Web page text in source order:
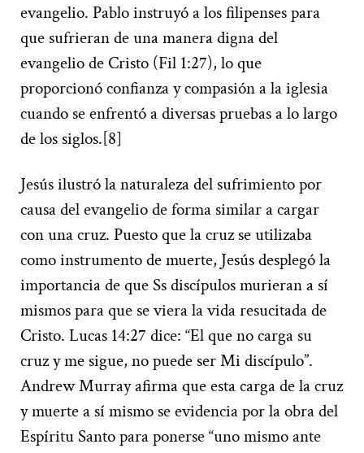
evangelio. Pablo instruyó a los filipenses para
que sufrieran de una manera digna del
evangelio de Cristo (Fil 1:27), lo que
proporcionó confianza y compasión a la iglesia
cuando se enfrentó a diversas pruebas a lo largo
de los siglos.[8]
Jesús ilustró la naturaleza del sufrimiento por
causa del evangelio de forma similar a cargar
con una cruz. Puesto que la cruz se utilizaba
como instrumento de muerte, Jesús desplegó la
importancia de que Ss discípulos murieran a sí
mismos para que se viera la vida resucitada de
Cristo. Lucas 14:27 dice: “El que no carga su
cruz y me sigue, no puede ser Mi discípulo”.
Andrew Murray afirma que esta carga de la cruz
y muerte a sí mismo se evidencia por la obra del
Espíritu Santo para ponerse “uno mismo ante